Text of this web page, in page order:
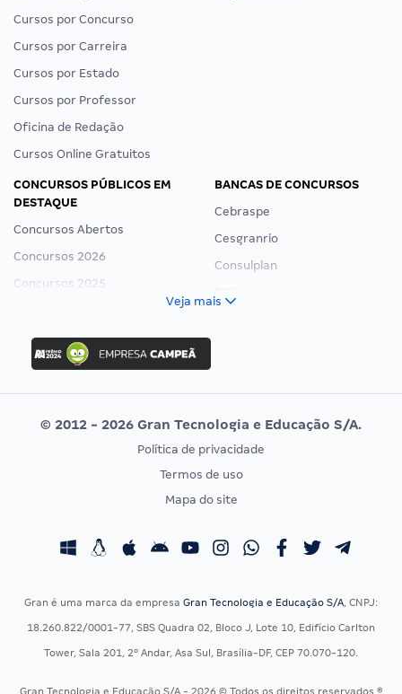
Cursos por Concurso
Cursos por Carreira
Cursos por Estado
Cursos por Professor
Oficina de Redação
Cursos Online Gratuitos
CONCURSOS PÚBLICOS EM
DESTAQUE
Concursos Abertos
Concursos 2026
Concursos 2025
Concurso Ibama
Concurso MPU
Editais publicados
BANCAS DE CONCURSOS
Cebraspe
Cesgranrio
Consulplan
Vunesp
CONCURSOS POR PROFISSÃO
Concursos Fiscais
Concursos Saúde
EXAME DE ORDEM
Calendário OAB
Veja mais
© 2012 - 2026 Gran Tecnologia e Educação S/A.
Política de privacidade
Termos de uso
Mapa do site
Gran é uma marca da empresa Gran Tecnologia e Educação S/A, CNPJ:
18.260.822/0001-77, SBS Quadra 02, Bloco J, Lote 10, Edifício Carlton
Tower, Sala 201, 2º Andar, Asa Sul, Brasília-DF, CEP 70.070-120.
Gran Tecnologia e Educação S/A - 2026 © Todos os direitos reservados ®